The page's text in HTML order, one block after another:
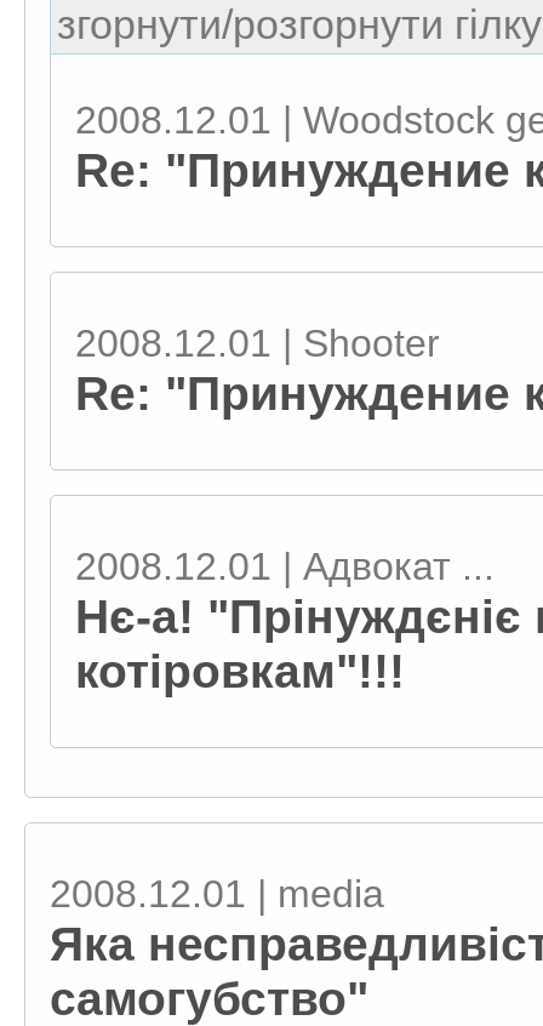
згорнути/розгорнути
2008.12.01 | Woodstock
Re: "Принуждение
2008.12.01 | Shooter
Re: "Принуждение
2008.12.01 | Адвокат ...
Нє-а!
котіровкам"!!!
2008.12.01 | media
Яка
самогубство"